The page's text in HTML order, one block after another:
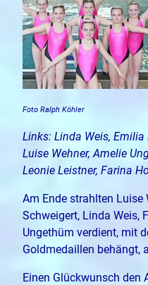
Foto Ralph Köhler
Links: Linda Weis,
Luise Wehner, Amelie
Leonie Leistner, Farina
Am Ende strahlten Luise
Schweigert, Linda Weis,
Ungethüm verdient, mit
Goldmedaillen behängt,
Einen Glückwunsch den